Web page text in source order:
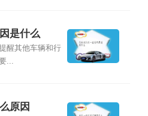
是什么
醒其他车辆和行
...
原因